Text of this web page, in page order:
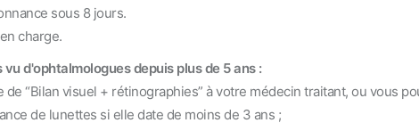
sous 8 jours.
charge.
d'ophtalmologues depuis plus de 5 ans :
visuel + rétinographies” à votre médecin traitant, ou vous
de lunettes si elle date de moins de 3 ans ;